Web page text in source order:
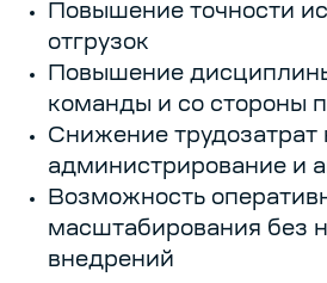
Повышение точности
отгрузок
Повышение
команды и со стороны
Снижение трудозатрат
администрирование и
Возможность
масштабирования без
внедрений